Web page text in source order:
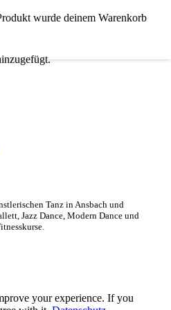
wurde deinem Warenkorb
Tanz in Ansbach und
Jazz Dance, Modern Dance und
your experience. If you